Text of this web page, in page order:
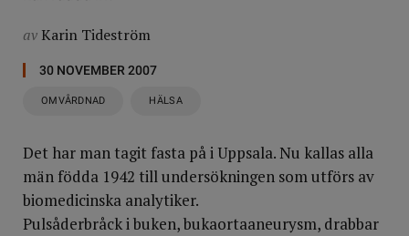
av Karin Tideström
30 NOVEMBER 2007
OMVÅRDNAD HÄLSA
Det har man tagit fasta på i Uppsala. Nu kallas alla
män födda 1942 till undersökningen som utförs av
biomedicinska analytiker.
Pulsåderbråck i buken, bukaortaaneurysm, drabbar